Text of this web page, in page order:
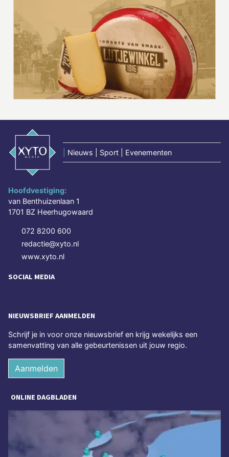
Nieuws | Sport | Evenementen
Hoofdvestiging:
van Benthuizenlaan 1
1701 BZ Heerhugowaard
072 8200 600
redactie@xyto.nl
www.xyto.nl
SOCIAL MEDIA
NIEUWSBRIEF AANMELDEN
Schrijf je in voor onze nieuwsbrief en krijg wekelijks een
samenvatting van alle gebeurtenissen uit jouw regio.
Aanmelden
ONLINE DAGBLADEN